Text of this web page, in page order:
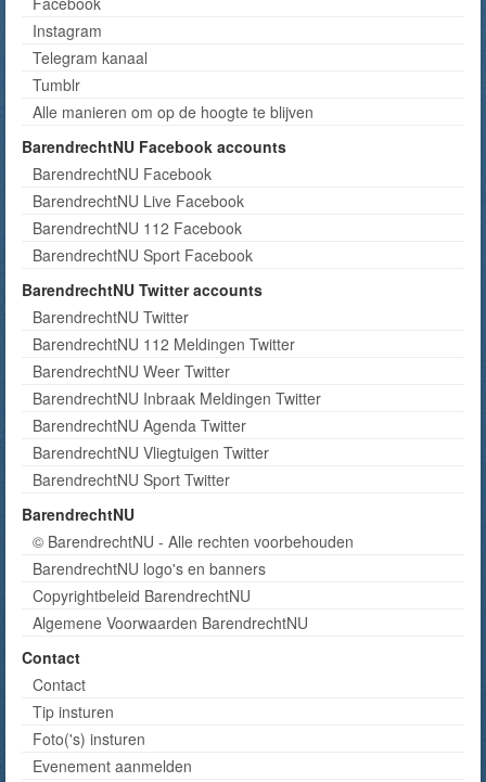
Instagram
Telegram kanaal
Tumblr
Alle manieren om op de hoogte te blijven
BarendrechtNU Facebook accounts
BarendrechtNU Facebook
BarendrechtNU Live Facebook
BarendrechtNU 112 Facebook
BarendrechtNU Sport Facebook
BarendrechtNU Twitter accounts
BarendrechtNU Twitter
BarendrechtNU 112 Meldingen Twitter
BarendrechtNU Weer Twitter
BarendrechtNU Inbraak Meldingen Twitter
BarendrechtNU Agenda Twitter
BarendrechtNU Vliegtuigen Twitter
BarendrechtNU Sport Twitter
BarendrechtNU
© BarendrechtNU - Alle rechten voorbehouden
BarendrechtNU logo's en banners
Copyrightbeleid BarendrechtNU
Algemene Voorwaarden BarendrechtNU
Contact
Contact
Tip insturen
Foto('s) insturen
Evenement aanmelden